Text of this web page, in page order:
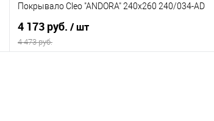
Покрывало Cleo "ANDORA" 240х260 240/034-AD
4 173 руб. / шт
4 473 руб.